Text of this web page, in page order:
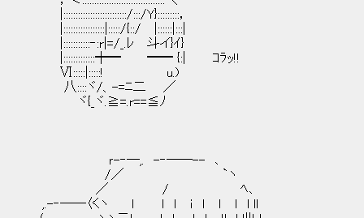
|::::::::::::::::::::::::::/:::/Y}:::::::::，
|:::::::::::::::::|:::::/{::/ |::::::|:::|
|:::::::::::‐:r|=/_.ﾚ 斗イ}ｲ}
|:::::::::::::┿━ ━━ {:| ｺﾗｯ!!
Ⅵ:::::|:::::! u.)
八::::ヾ/、-=ﾆ二 ／
ヾ{_ヾ.≧=.r==≦ﾉ
ｒ-‐―,. -‐――-- ､
/／ `ヽ
／ / ﾍ､
,.-‐――〈くヽ ｌ ｌ ｌ ｉ ｌ ｌ ｌ l ll